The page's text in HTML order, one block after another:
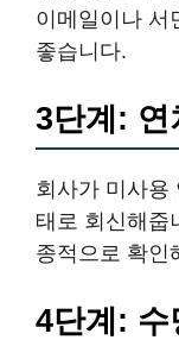
이메일이나 서
좋습니다.
3단계: 연
회사가 미사용
태로 회신해줍
종적으로 확인
4단계: 수